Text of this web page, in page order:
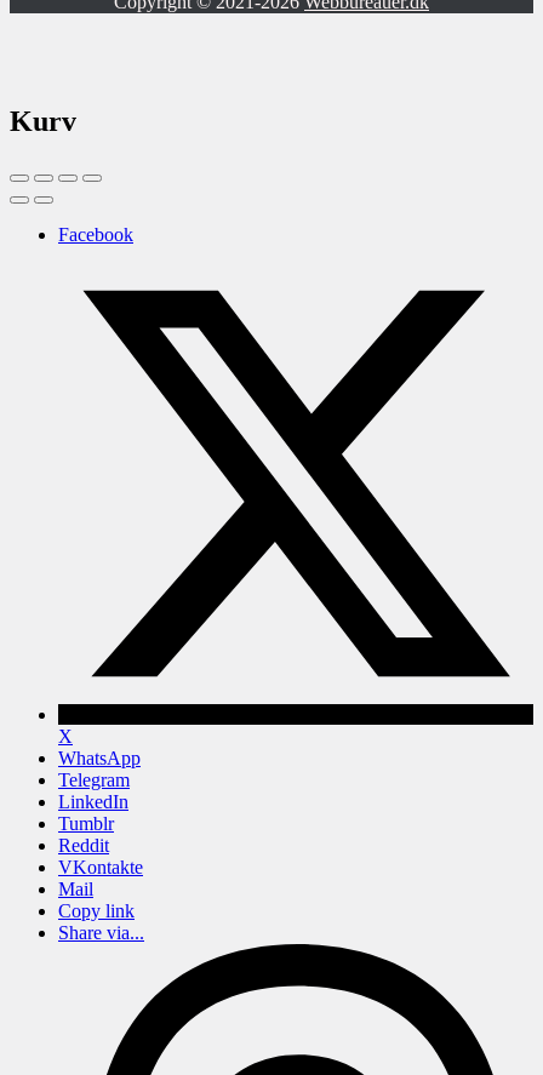
Kurv
Facebook
X
WhatsApp
Telegram
LinkedIn
Tumblr
Reddit
VKontakte
Mail
Copy link
Share via...